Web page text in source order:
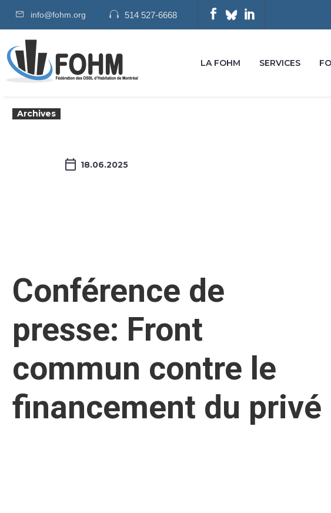
info@fohm.org 514 527-6668
LA FOHM SERVICES
Archives
18.06.2025
Conférence de
presse: Front
commun contre le
financement du privé